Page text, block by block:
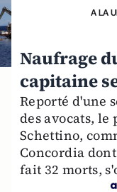
A LA
Naufrage
capitaine
Reporté d'une
des avocats, le
Schettino,
Concordia
fait 32 morts,